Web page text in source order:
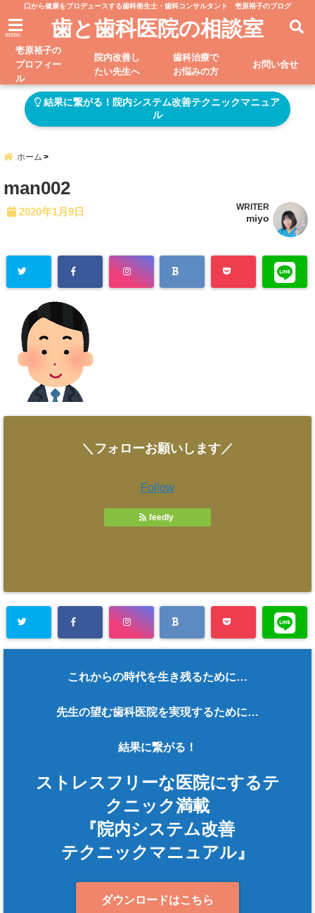
口から健康をプロデュースする歯科衛生士・歯科コンサルタント 壱原裕子のブログ
menu 歯と歯科医院の相談室
壱原裕子の
プロフィー
ル
院内改善し
たい先生へ
歯科治療で
お悩みの方
お問い合せ
結果に繋がる！院内システム改善テクニックマニュア
ル
ホーム
man002
2020年1月9日 WRITER
miyo
＼フォローお願いします／
Follow
feedly
これからの時代を生き残るために…
先生の望む歯科医院を実現するために…
結果に繋がる！
ストレスフリーな医院にするテ
クニック満載
『院内システム改善
テクニックマニュアル』
ダウンロードはこちら